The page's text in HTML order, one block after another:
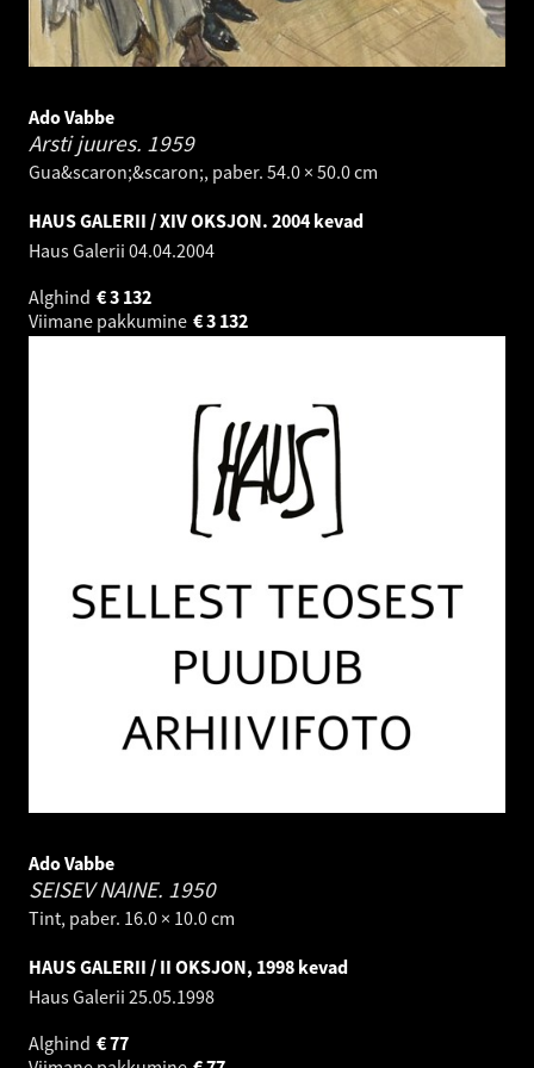
Ado Vabbe
Arsti juures. 1959
Gua&scaron;&scaron;, paber. 54.0 × 50.0 cm
HAUS GALERII / XIV OKSJON. 2004 kevad
Haus Galerii 04.04.2004
Alghind
3 132
€
Viimane pakkumine
3 132
€
Ado Vabbe
SEISEV NAINE. 1950
Tint, paber. 16.0 × 10.0 cm
HAUS GALERII / II OKSJON, 1998 kevad
Haus Galerii 25.05.1998
Alghind
77
€